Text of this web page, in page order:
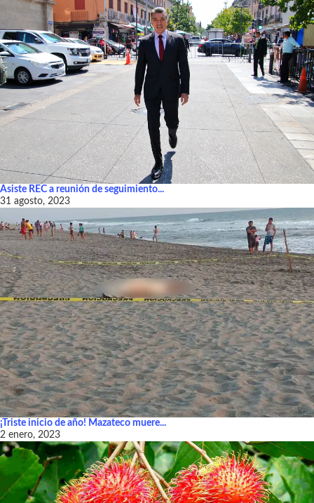
Asiste REC a reunión de seguimiento...
31 agosto, 2023
¡Triste inicio de año! Mazateco muere...
2 enero, 2023